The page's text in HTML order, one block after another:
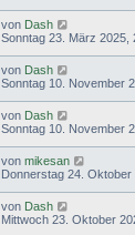
von Dash
Sonntag 23. März 2025,
von Dash
Sonntag 10. November
von Dash
Sonntag 10. November
von mikesan
Donnerstag 24. Oktober
von Dash
Mittwoch 23. Oktober